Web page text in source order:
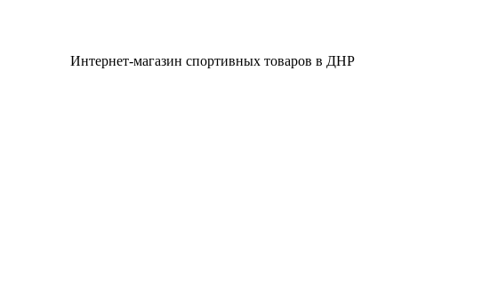
Интернет-магазин спортивных товаров в ДНР